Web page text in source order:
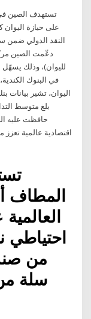
على حيازة
دعّمت الصين
لليوان)، وذلك يسهّل
في البنوك
المطاف
احتياطي
من
سلة